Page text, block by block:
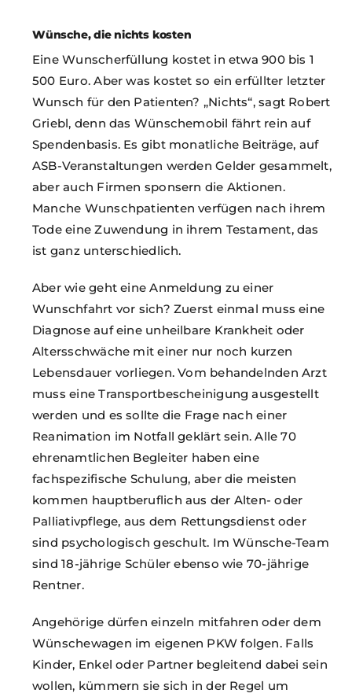
Wünsche, die nichts kosten
Eine Wunscherfüllung kostet in etwa 900 bis 1
500 Euro. Aber was kostet so ein erfüllter letzter
Wunsch für den Patienten? „Nichts“, sagt Robert
Griebl, denn das Wünschemobil fährt rein auf
Spendenbasis. Es gibt monatliche Beiträge, auf
ASB-Veranstaltungen werden Gelder gesammelt,
aber auch Firmen sponsern die Aktionen.
Manche Wunschpatienten verfügen nach ihrem
Tode eine Zuwendung in ihrem Testament, das
ist ganz unterschiedlich.
Aber wie geht eine Anmeldung zu einer
Wunschfahrt vor sich? Zuerst einmal muss eine
Diagnose auf eine unheilbare Krankheit oder
Altersschwäche mit einer nur noch kurzen
Lebensdauer vorliegen. Vom behandelnden Arzt
muss eine Transportbescheinigung ausgestellt
werden und es sollte die Frage nach einer
Reanimation im Notfall geklärt sein. Alle 70
ehrenamtlichen Begleiter haben eine
fachspezifische Schulung, aber die meisten
kommen hauptberuflich aus der Alten- oder
Palliativpflege, aus dem Rettungsdienst oder
sind psychologisch geschult. Im Wünsche-Team
sind 18-jährige Schüler ebenso wie 70-jährige
Rentner.
Angehörige dürfen einzeln mitfahren oder dem
Wünschewagen im eigenen PKW folgen. Falls
Kinder, Enkel oder Partner begleitend dabei sein
wollen, kümmern sie sich in der Regel um